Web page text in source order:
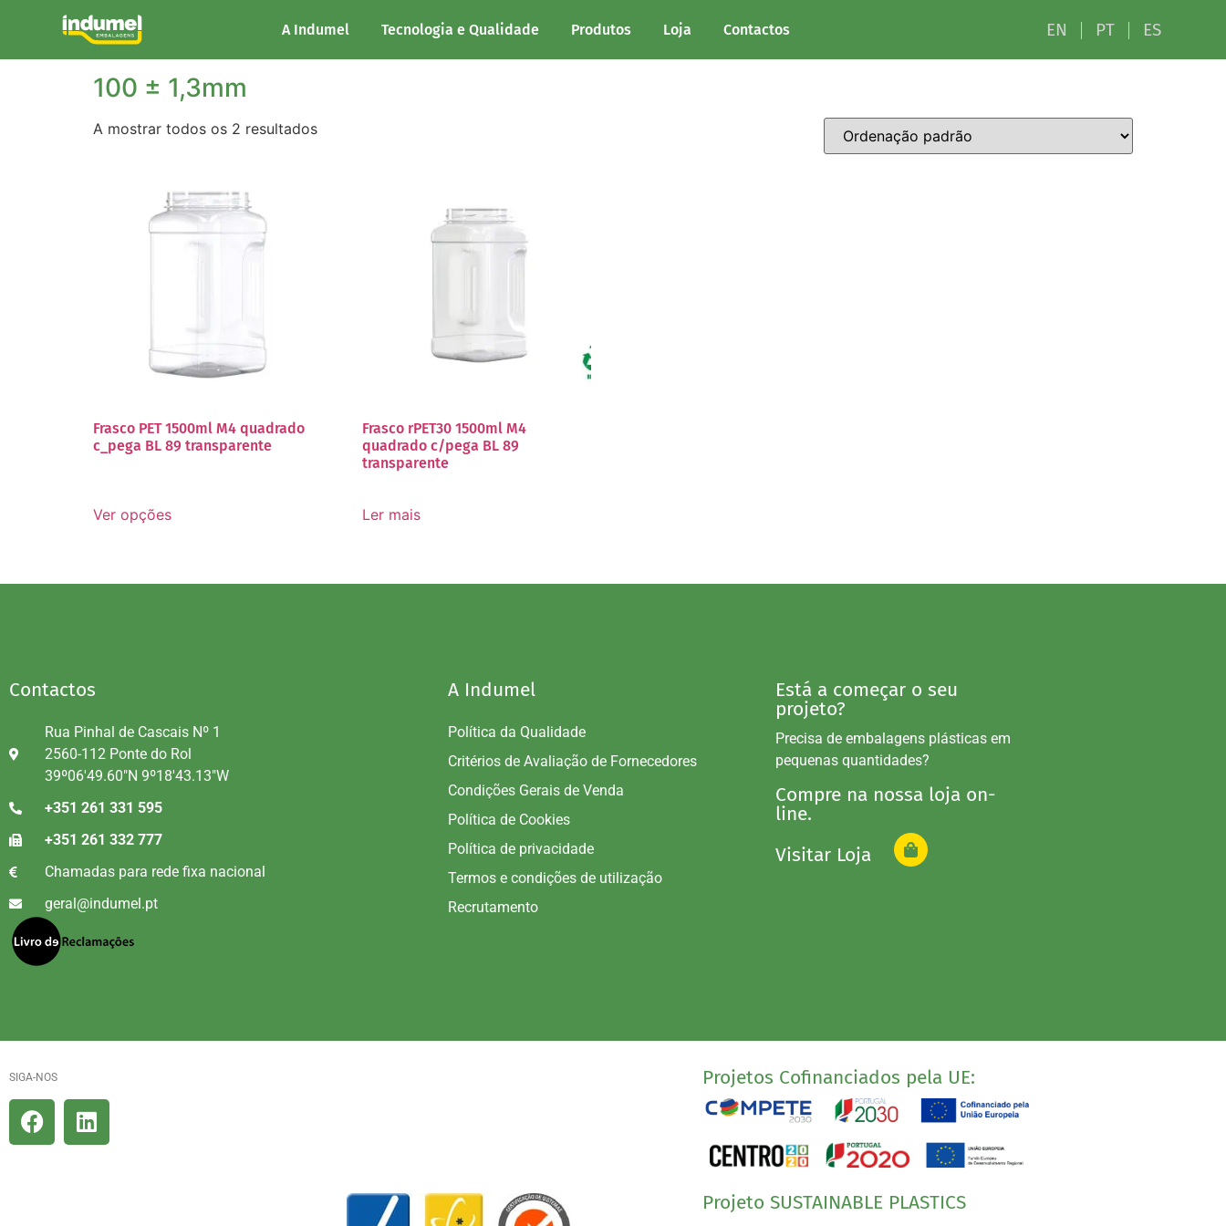
A Indumel Tecnologia e Qualidade Produtos Loja Contactos EN PT ES
/ Largura do produto / 100 ± 1,3mm
100 ± 1,3mm
A mostrar todos os 2 resultados
Frasco PET 1500ml M4 quadrado
c_pega BL 89 transparente
Ver opções
Frasco rPET30 1500ml M4
quadrado c/pega BL 89
transparente
Ler mais
Contactos
Rua Pinhal de Cascais Nº 1
2560-112 Ponte do Rol
39º06'49.60"N 9º18'43.13"W
+351 261 331 595
+351 261 332 777
Chamadas para rede fixa nacional
geral@indumel.pt
A Indumel
Política da Qualidade
Critérios de Avaliação de Fornecedores
Condições Gerais de Venda
Política de Cookies
Política de privacidade
Termos e condições de utilização
Recrutamento
Está a começar o seu
projeto?
Precisa de embalagens plásticas em
pequenas quantidades?
Compre na nossa loja on-
line.
Visitar Loja
SIGA-NOS Projetos Cofinanciados pela UE:
Projeto SUSTAINABLE PLASTICS